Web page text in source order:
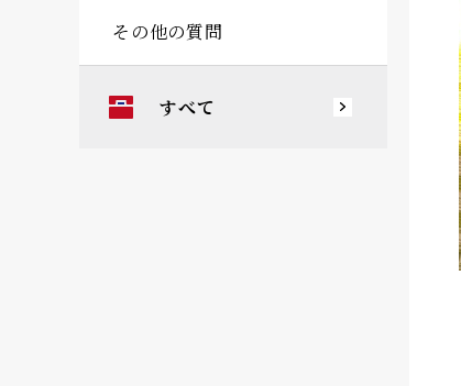
その他の質問
すべて